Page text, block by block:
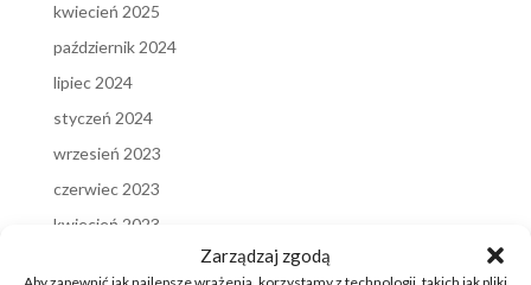
Zarządzaj zgodą
Aby zapewnić jak najlepsze wrażenia, korzystamy z technologii, takich jak pliki
kwiecień 2025
październik 2024
lipiec 2024
styczeń 2024
wrzesień 2023
czerwiec 2023
kwiecień 2023